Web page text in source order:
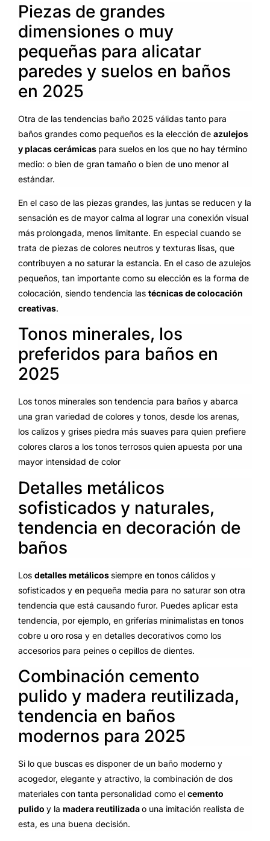
Piezas de grandes
dimensiones o muy
pequeñas para alicatar
paredes y suelos en baños
en 2025
Otra de las tendencias baño 2025 válidas tanto para
baños grandes como pequeños es la elección deazulejos
y placas cerámicas para suelos en los que no hay término
medio: o bien de gran tamaño o bien de uno menor al
estándar.
En el caso de las piezas grandes, las juntas se reducen y la
sensación es de mayor calma al lograr una conexión visual
más prolongada, menos limitante. En especial cuando se
trata de piezas de colores neutros y texturas lisas, que
contribuyen a no saturar la estancia. En el caso de azulejos
pequeños, tan importante como su elección es la forma de
colocación, siendo tendencia lastécnicas de colocación
creativas.
Tonos minerales, los
preferidos para baños en
2025
Los tonos minerales son tendencia para baños y abarca
una gran variedad de colores y tonos, desde los arenas,
los calizos y grises piedra más suaves para quien prefiere
colores claros a los tonos terrosos quien apuesta por una
mayor intensidad de color
Detalles metálicos
sofisticados y naturales,
tendencia en decoración de
baños
Losdetalles metálicos siempre en tonos cálidos y
sofisticados y en pequeña media para no saturar son otra
tendencia que está causando furor. Puedes aplicar esta
tendencia, por ejemplo, en griferías minimalistas en tonos
cobre u oro rosa y en detalles decorativos como los
accesorios para peines o cepillos de dientes.
Combinación cemento
pulido y madera reutilizada,
tendencia en baños
modernos para 2025
Si lo que buscas es disponer de un baño moderno y
acogedor, elegante y atractivo, la combinación de dos
materiales con tanta personalidad como elcemento
pulidoy lamadera reutilizadao una imitación realista de
esta, es una buena decisión.